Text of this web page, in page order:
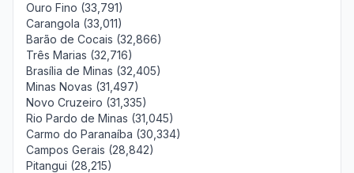
Ouro Fino (33,791)
Carangola (33,011)
Barão de Cocais (32,866)
Três Marias (32,716)
Brasília de Minas (32,405)
Minas Novas (31,497)
Novo Cruzeiro (31,335)
Rio Pardo de Minas (31,045)
Carmo do Paranaíba (30,334)
Campos Gerais (28,842)
Pitangui (28,215)